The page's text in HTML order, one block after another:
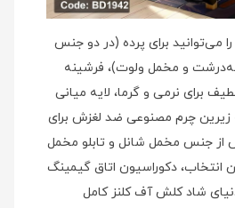
می‌توانید برای پرده (در دو جنس
و مخمل ولوت)، فرشینه
برای نرمی و گرما، لایه میانی
زیرین چرم مصنوعی ضد لغزش برای
از جنس مخمل شانل و تابلو مخمل
انتخاب، دکوراسیون اتاق گیمینگ
شاد کلش آف کلنز کامل